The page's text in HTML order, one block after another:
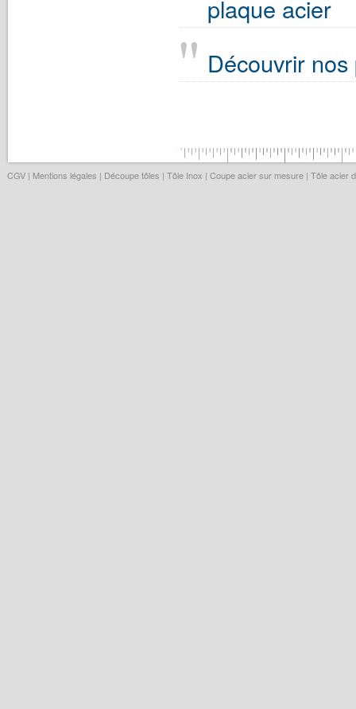
plaque acier
Découvrir
CGV | Mentions légales | Découpe tôles | Tôle Inox | Coupe acier sur mesure | Tôle acier